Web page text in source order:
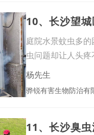
10、长沙望
庭院水景蚊虫多
虫问题却让人头
然能
杨先生
骅锐有害生物防治有
11、长沙臭